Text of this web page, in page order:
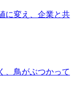
に変え、企業と共
、鳥がぶつかって